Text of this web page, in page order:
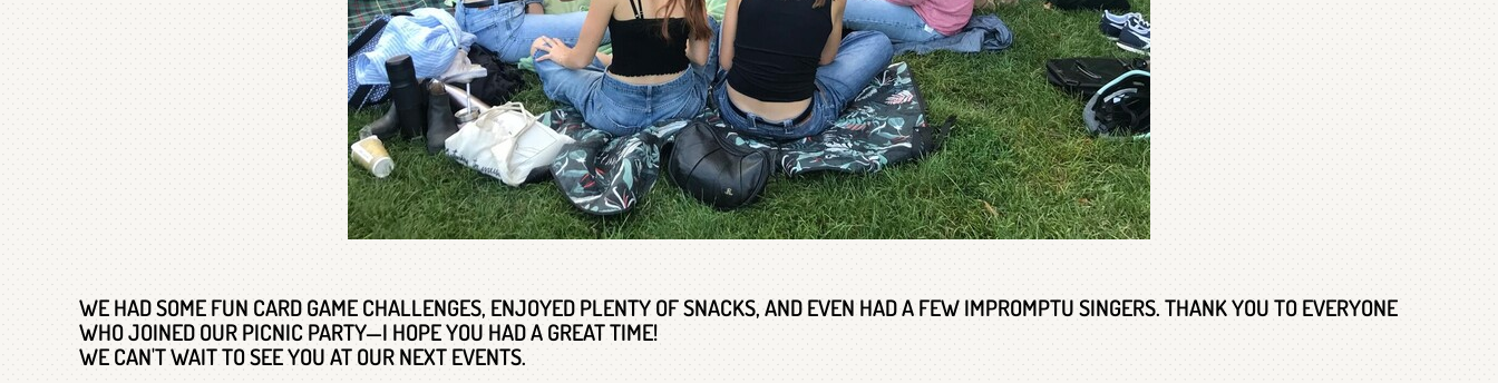
WE HAD SOME FUN CARD GAME CHALLENGES, ENJOYED PLENTY OF SNACKS, AND EVEN HAD A FEW IMPROMPTU SINGERS. THANK YOU TO EVERYONE
WHO JOINED OUR PICNIC PARTY—I HOPE YOU HAD A GREAT TIME!
WE CAN'T WAIT TO SEE YOU AT OUR NEXT EVENTS.